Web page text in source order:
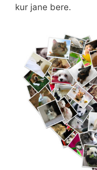
kur jane bere.